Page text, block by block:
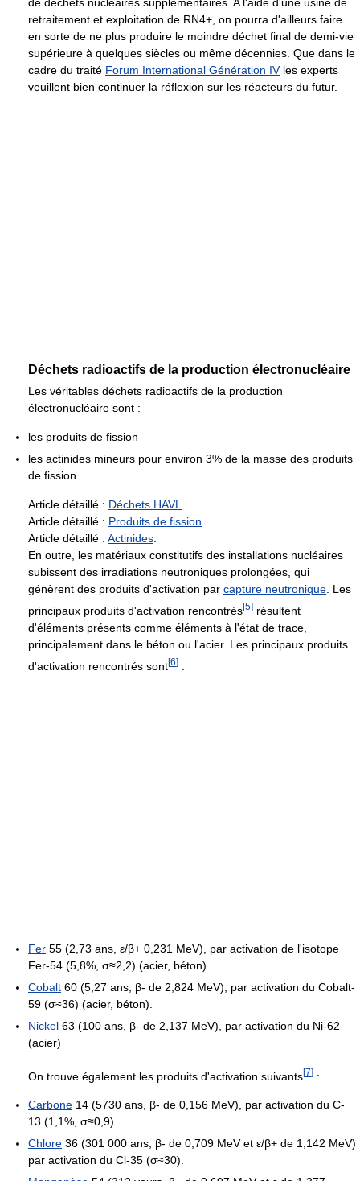
de déchets nucléaires supplémentaires. A l'aide d'une usine de
retraitement et exploitation de RN4+, on pourra d'ailleurs faire
en sorte de ne plus produire le moindre déchet final de demi-vie
supérieure à quelques siècles ou même décennies. Que dans le
cadre du traité Forum International Génération IVles experts
veuillent bien continuer la réflexion sur les réacteurs du futur.
Déchets radioactifs de la production électronucléaire
Les véritables déchets radioactifs de la production
électronucléaire sont :
les produits de fission
les actinides mineurs pour environ 3% de la masse des produits
de fission
Article détaillé : Déchets HAVL.
Article détaillé : Produits de fission.
Article détaillé : Actinides.
En outre, les matériaux constitutifs des installations nucléaires
subissent des irradiations neutroniques prolongées, qui
génèrent des produits d'activation par capture neutronique. Les
principaux produits d'activation rencontrés[5] résultent
d'éléments présents comme éléments à l'état de trace,
principalement dans le béton ou l'acier. Les principaux produits
d'activation rencontrés sont[6] :
Fer 55 (2,73 ans, ε/β+ 0,231 MeV), par activation de l'isotope
Fer-54 (5,8%, σ≈2,2) (acier, béton)
Cobalt 60 (5,27 ans, β- de 2,824 MeV), par activation du Cobalt-
59 (σ≈36) (acier, béton).
Nickel 63 (100 ans, β- de 2,137 MeV), par activation du Ni-62
(acier)
On trouve également les produits d'activation suivants[7] :
Carbone 14 (5730 ans, β- de 0,156 MeV), par activation du C-
13 (1,1%, σ≈0,9).
Chlore 36 (301 000 ans, β- de 0,709 MeV et ε/β+ de 1,142 MeV)
par activation du Cl-35 (σ≈30).